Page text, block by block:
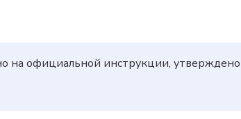
на официальной инструкции, утверждено